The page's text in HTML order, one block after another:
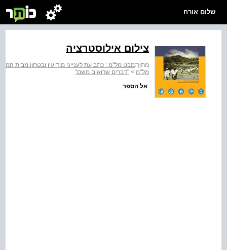
שלום אורח
צילום אילוסטרציה
מתוך:מבט מל"מ : כתב עת לענייני מודיעין ובטחון מבית המרכז
מל"מ > "דברים שרואים משם"
אל הספר